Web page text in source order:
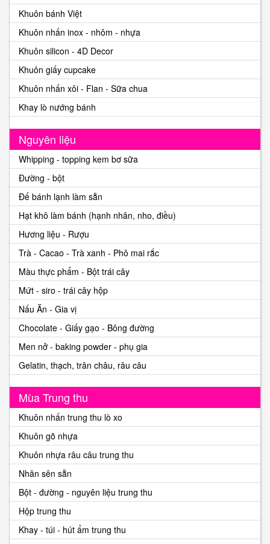
Khuôn bánh Việt
Khuôn nhấn inox - nhôm - nhựa
Khuôn silicon - 4D Decor
Khuôn giấy cupcake
Khuôn nhấn xôi - Flan - Sữa chua
Khay lò nướng bánh
Nguyên liệu
Whipping - topping kem bơ sữa
Đường - bột
Đế bánh lạnh làm sẵn
Hạt khô làm bánh (hạnh nhân, nho, điều)
Hương liệu - Rượu
Trà - Cacao - Trà xanh - Phô mai rắc
Màu thực phẩm - Bột trái cây
Mứt - siro - trái cây hộp
Nấu Ăn - Gia vị
Chocolate - Giấy gạo - Bông đường
Men nở - baking powder - phụ gia
Gelatin, thạch, trân châu, râu câu
Mùa Trung thu
Khuôn nhấn trung thu lò xo
Khuôn gõ nhựa
Khuôn nhựa râu câu trung thu
Nhân sên sẵn
Bột - đường - nguyên liệu trung thu
Hộp trung thu
Khay - túi - hút ẩm trung thu